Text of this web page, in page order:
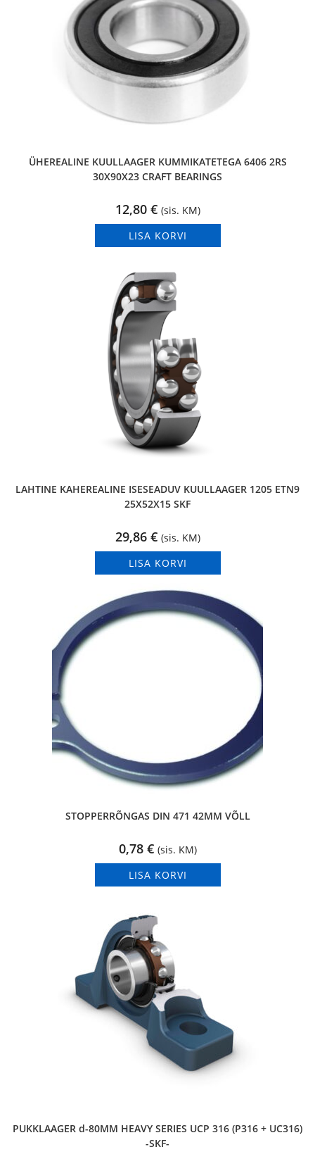
ÜHEREALINE KUULLAAGER KUMMIKATETEGA 6406 2RS
30X90X23 CRAFT BEARINGS
12,80 € (sis. KM)
LISA KORVI
LAHTINE KAHEREALINE ISESEADUV KUULLAAGER 1205 ETN9
25X52X15 SKF
29,86 € (sis. KM)
LISA KORVI
STOPPERRÕNGAS DIN 471 42MM VÕLL
0,78 € (sis. KM)
LISA KORVI
PUKKLAAGER d-80MM HEAVY SERIES UCP 316 (P316 + UC316)
-SKF-